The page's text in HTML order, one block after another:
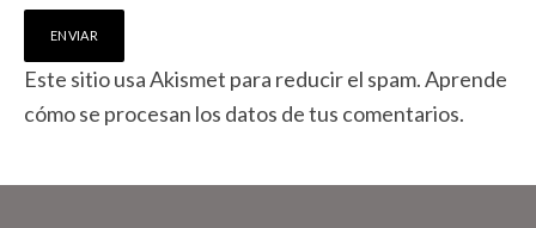
Este sitio usa Akismet para reducir el spam.Aprende
cómo se procesan los datos de tus comentarios.